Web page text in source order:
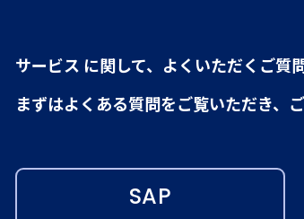
サービス に関して、よくいただくご質
まずはよくある質問をご覧いただき、
SAP